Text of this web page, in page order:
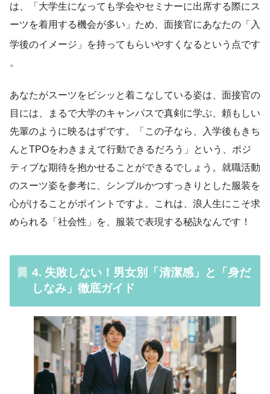
は、「大学生になっても学会やセミナーに出席する際にス
ーツを着用する機会が多い」ため、面接官にあなたの「入
学後のイメージ」を持ってもらいやすくなるという点です
。
あなたがスーツをビシッと着こなしている姿は、面接官の
目には、まるで大学のキャンパスで真剣に学ぶ、頼もしい
先輩のように映るはずです。「この子なら、入学後もきち
んとTPOをわきまえて行動できるだろう」という、ポジ
ティブな期待を抱かせることができるでしょう。就職活動
のスーツ姿を参考に、シンプルかつすっきりとした服装を
心がけることがポイントですよ。これは、浪人生にこそ求
められる「社会性」を、服装で表現する秘訣なんです！
4. 失敗しない！男女別「清潔感」と「身だ
しなみ」徹底ガイド